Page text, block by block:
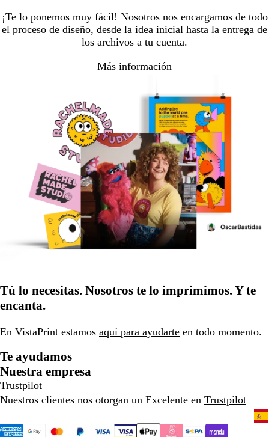
¡Te lo ponemos muy fácil! Nosotros nos encargamos de todo
el proceso de diseño, desde la idea inicial hasta la entrega de
los archivos a tu cuenta.
Más información
Tú lo necesitas. Nosotros te lo imprimimos. Y te
encanta.
En VistaPrint estamos aquí para ayudarte en todo momento.
Te ayudamos
Nuestra empresa
Trustpilot
Nuestros clientes nos otorgan un Excelente en Trustpilot